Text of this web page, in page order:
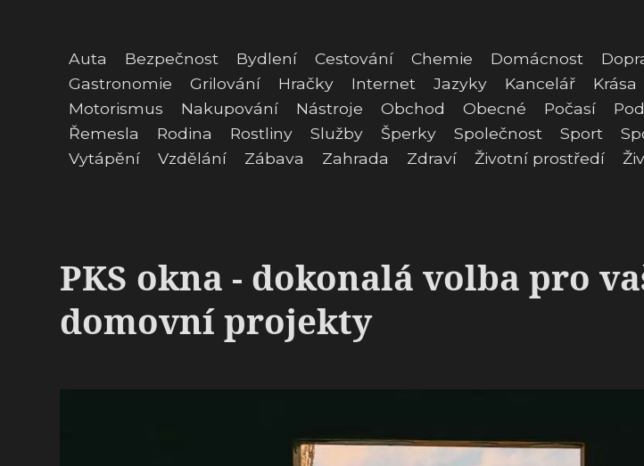
Auta Bezpečnost Bydlení Cestování Chemie Domácnost
Gastronomie
Grilování Hračky Internet Jazyky Kancelář Krása
Motorismus
Nakupování Nástroje Obchod Obecné Počasí
Řemesla
Rodina Rostliny Služby Šperky Společnost Sport
Vytápění
Vzdělání Zábava Zahrada Zdraví Životní prostředí
PKS okna - dokonalá volba pro
domovní projekty